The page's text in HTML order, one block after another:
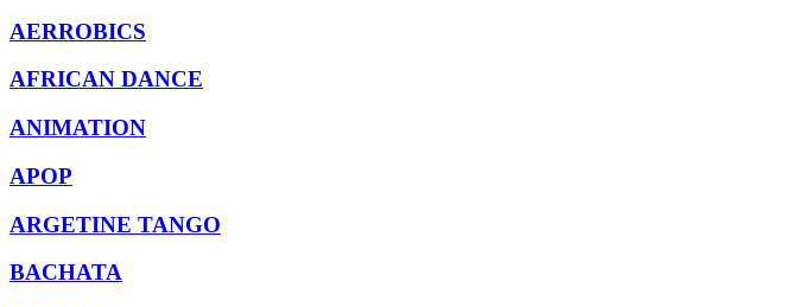
AERROBICS
AFRICAN DANCE
ANIMATION
APOP
ARGETINE TANGO
BACHATA